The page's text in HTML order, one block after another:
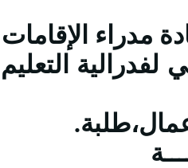
مدراء الإقامات
التعليم